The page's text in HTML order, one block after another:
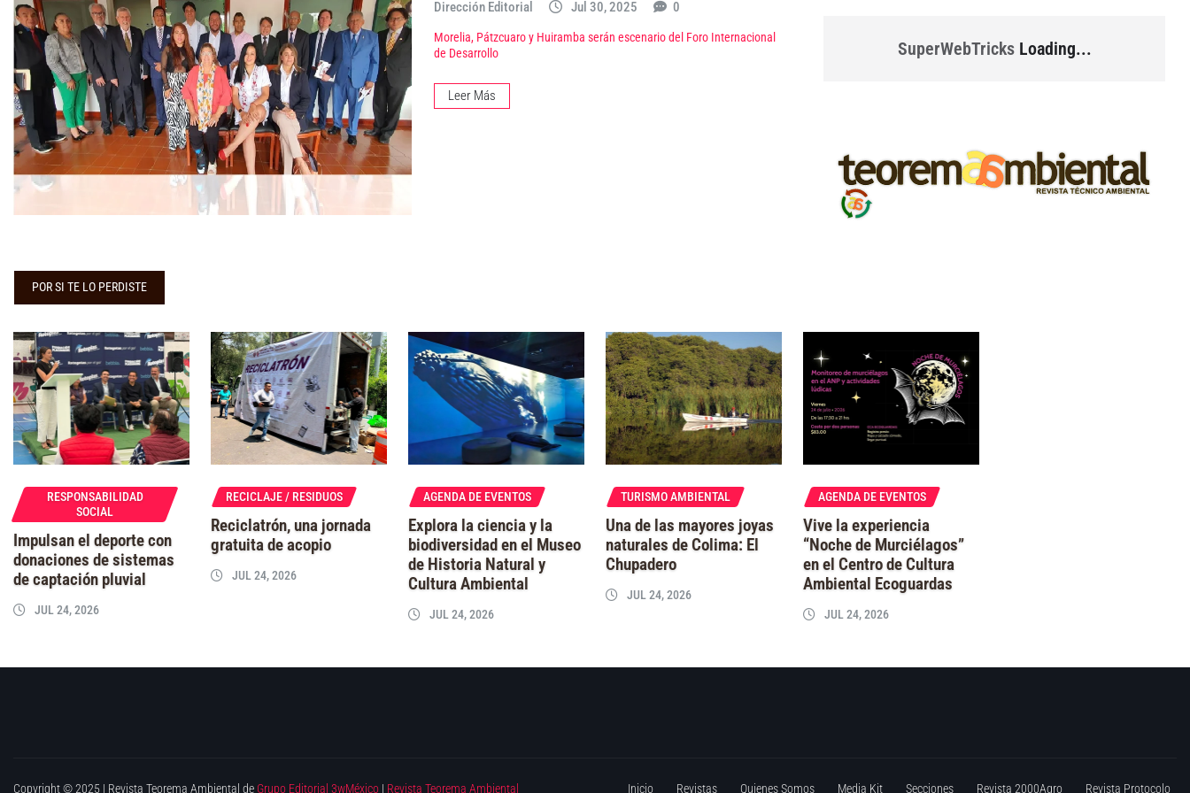
Dirección Editorial Jul 30, 2025 0
Morelia, Pátzcuaro y Huiramba serán escenario del Foro Internacional
de Desarrollo
Leer Más
SuperWebTricksLoading...
POR SI TE LO PERDISTE
RESPONSABILIDAD
SOCIAL
Impulsan el deporte con
donaciones de sistemas
de captación pluvial
JUL 24, 2026
RECICLAJE / RESIDUOS
Reciclatrón, una jornada
gratuita de acopio
JUL 24, 2026
AGENDA DE EVENTOS
Explora la ciencia y la
biodiversidad en el Museo
de Historia Natural y
Cultura Ambiental
JUL 24, 2026
TURISMO AMBIENTAL
Una de las mayores joyas
naturales de Colima: El
Chupadero
JUL 24, 2026
AGENDA DE EVENTOS
Vive la experiencia
“Noche de Murciélagos”
en el Centro de Cultura
Ambiental Ecoguardas
JUL 24, 2026
Copyright © 2025 | Revista Teorema Ambiental de Grupo Editorial 3wMéxico | Revista Teorema Ambiental Inicio Revistas Quienes Somos Media Kit Secciones Revista 2000Agro Revista Protocolo